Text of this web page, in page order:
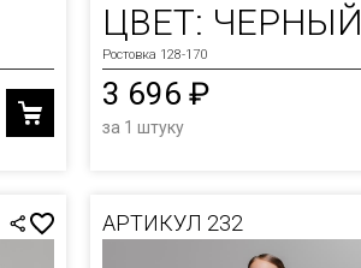
ЦВЕТ: ЧЕРНЫЙ
Ростовка 128-170
3 696 ₽
за 1 штуку
АРТИКУЛ 232